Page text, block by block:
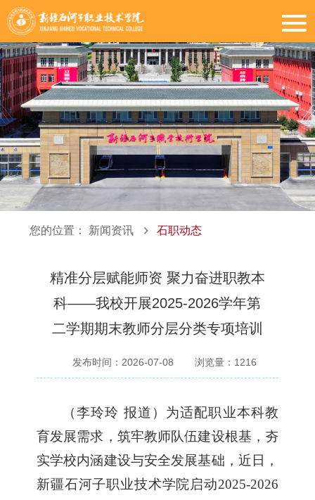
您的位置： 新闻资讯 石职动态
精准分层赋能师资 聚力奋进职教本
科——我校开展2025-2026学年第
二学期期末教师分层分类专项培训
发布时间：2026-07-08 浏览量： 1216
（李玲玲 报道）为适配职业本科教
育发展需求，筑牢教师队伍建设根基，夯
实学校内涵建设与安全发展基础，近日，
新疆石河子职业技术学院启动2025-2026